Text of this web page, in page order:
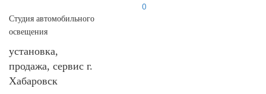
Студия автомобильного
освещения
установка,
продажа, сервис г.
Хабаровск
0